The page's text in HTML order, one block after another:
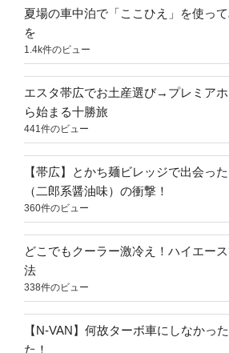
夏場の車中泊で「ここひえ」を使っ
を
1.4k件のビュー
エスタ帯広でお土産選び→プレミア
ら始まる十勝旅
441件のビュー
【帯広】とかち麺ビレッジで出会っ
（二郎系醤油味）の衝撃！
360件のビュー
どこでもクーラー激冷え！ハイエー
法
338件のビュー
【N-VAN】何故ターボ車にしなかっ
た！